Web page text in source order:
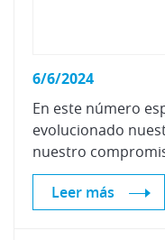
6/6/2024
En este número
evolucionado
Leer más